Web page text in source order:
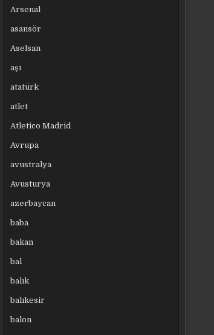
Arsenal
asansör
Aselsan
aşı
atatürk
atlet
Atletico Madrid
Avrupa
avustralya
Avusturya
azerbaycan
baba
bakan
bal
balık
balıkesir
balon